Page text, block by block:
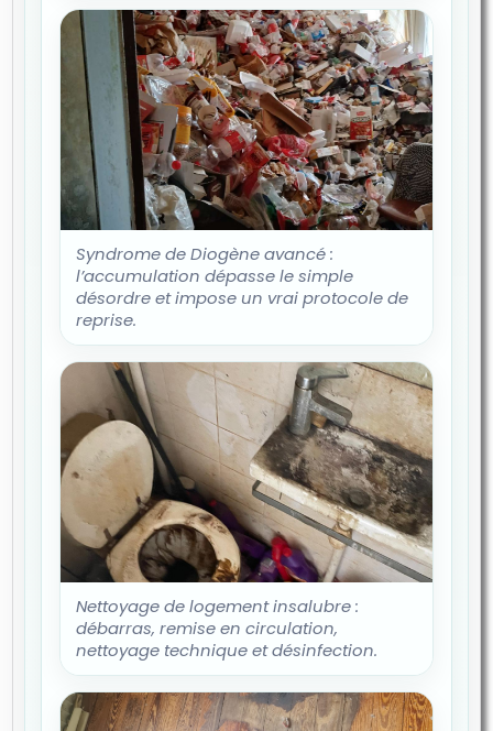
Syndrome de Diogène avancé :
l’accumulation dépasse le simple
désordre et impose un vrai protocole de
reprise.
Nettoyage de logement insalubre :
débarras, remise en circulation,
nettoyage technique et désinfection.